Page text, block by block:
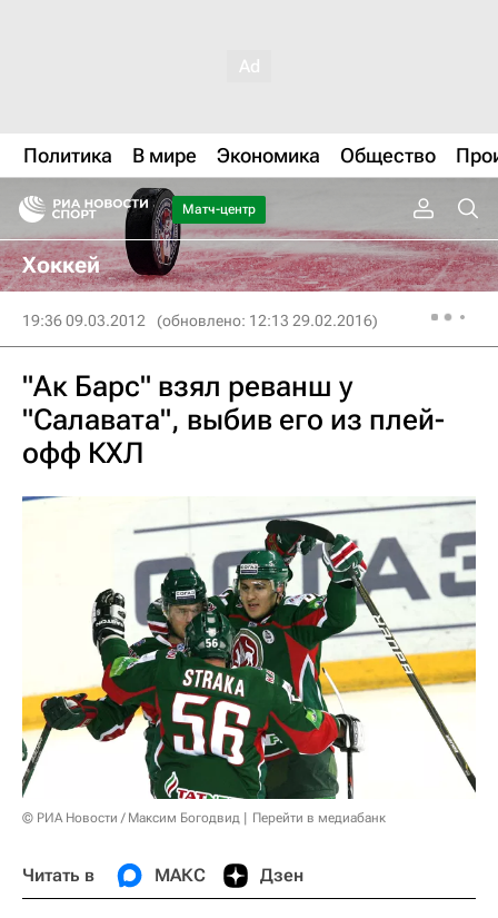
Политика В мире Экономика Общество
Матч-центр
Хоккей
19:36 09.03.2012 (обновлено: 12:13 29.02.2016)
"Ак Барс" взял реванш у
"Салавата", выбив его из плей-
офф КХЛ
© РИА Новости / Максим Богодвид Перейти в медиабанк
Читать в МАКС Дзен